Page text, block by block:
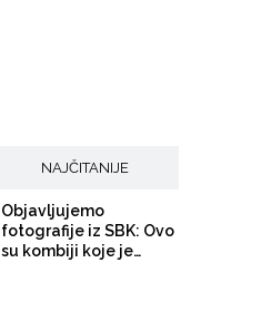
NAJČITANIJE
Objavljujemo
fotografije iz SBK: Ovo
su kombiji koje je